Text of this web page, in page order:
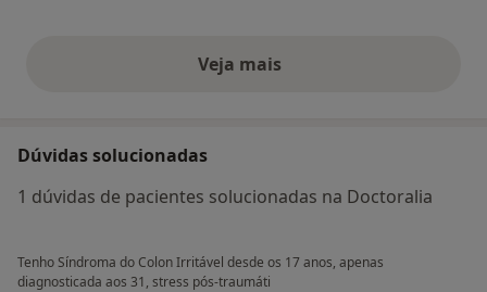
Veja maisopiniões acima
Dúvidas solucionadas
1 dúvidas de pacientes solucionadas na Doctoralia
Tenho Síndroma do Colon Irritável desde os 17 anos, apenas
diagnosticada aos 31, stress pós-traumáti